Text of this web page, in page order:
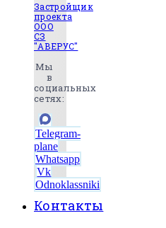
Застройщик
проекта
ООО
СЗ
"АВЕРУС"
Мы
в
социальных
сетях:
Telegram-
plane
Whatsapp
Vk
Odnoklassniki
Контакты